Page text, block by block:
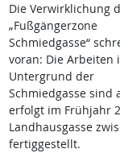
Die Verwirklichung
„Fußgängerzone
Schmiedgasse“
voran: Die Arbeiten
Untergrund der
Schmiedgasse sind
erfolgt im Frühjahr
Landhausgasse
fertiggestellt.